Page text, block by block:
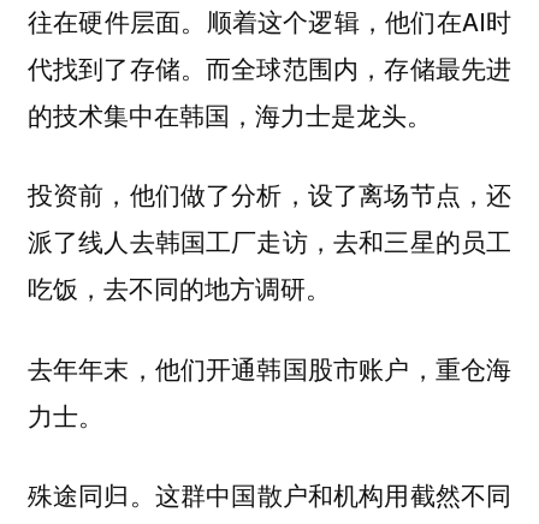
往在硬件层面。顺着这个逻辑，他们在AI时
代找到了存储。而全球范围内，存储最先进
的技术集中在韩国，海力士是龙头。
投资前，他们做了分析，设了离场节点，还
派了线人去韩国工厂走访，去和三星的员工
吃饭，去不同的地方调研。
去年年末，他们开通韩国股市账户，重仓海
力士。
殊途同归。 这群中国散户和机构用截然不同